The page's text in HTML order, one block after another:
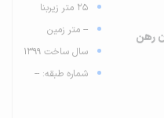
25 متر زیربنا
-- متر زمین
سال ساخت 1399
شماره طبقه: --